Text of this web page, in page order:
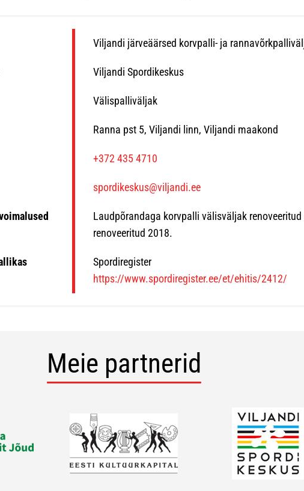
Viljandi järveäärsed korvpalli- ja
Viljandi Spordikeskus
Välispalliväljak
Ranna pst 5, Viljandi linn, Viljandi maakond
+372 435 4710
spordikeskus@viljandi.ee
Laudpõrandaga korvpalli välisväljak
renoveeritud 2018.
Spordiregister
https://www.spordiregister.ee/et/ehitis/2412/
Meie partnerid